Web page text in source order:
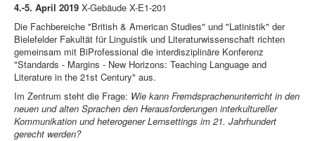
4.-5. April 2019 X-Gebäude X-E1-201
Die Fachbereiche "British & American Studies" und "Latinistik" der
Bielefelder Fakultät für Linguistik und Literaturwissenschaft richten
gemeinsam mit BiProfessional die interdisziplinäre Konferenz
"Standards - Margins - New Horizons: Teaching Language and
Literature in the 21st Century" aus.
Im Zentrum steht die Frage: Wie kann Fremdsprachenunterricht in den
neuen und alten Sprachen den Herausforderungen interkultureller
Kommunikation und heterogener Lernsettings im 21. Jahrhundert
gerecht werden?